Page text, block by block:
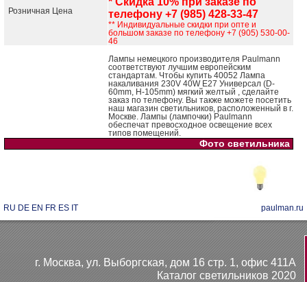
Розничная Цена
телефону +7 (985) 428-33-47
** Индивидуальные скидки при опте и
большом заказе по телефону +7 (905) 530-00-
46
Лампы немецкого производителя Paulmann
соответствуют лучшим европейским
стандартам. Чтобы купить 40052 Лампа
накаливания 230V 40W E27 Универсал (D-
60mm, H-105mm) мягкий желтый , сделайте
заказ по телефону. Вы также можете посетить
наш магазин светильников, расположенный в г.
Москве. Лампы (лампочки) Paulmann
обеспечат превосходное освещение всех
типов помещений.
Фото светильника
RU DE EN FR ES IT paulman.ru
г. Москва, ул. Выборгская, дом 16 стр. 1, офис 411А
Каталог светильников 2020